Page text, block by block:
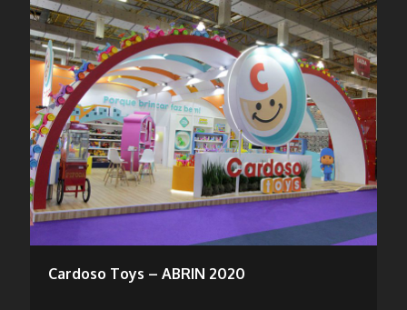
Cardoso Toys – ABRIN 2020